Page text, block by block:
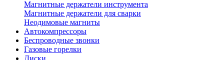
Магнитные держатели инструмента
Магнитные держатели для сварки
Неодимовые магниты
Автокомпрессоры
Беспроводные звонки
Газовые горелки
Диски